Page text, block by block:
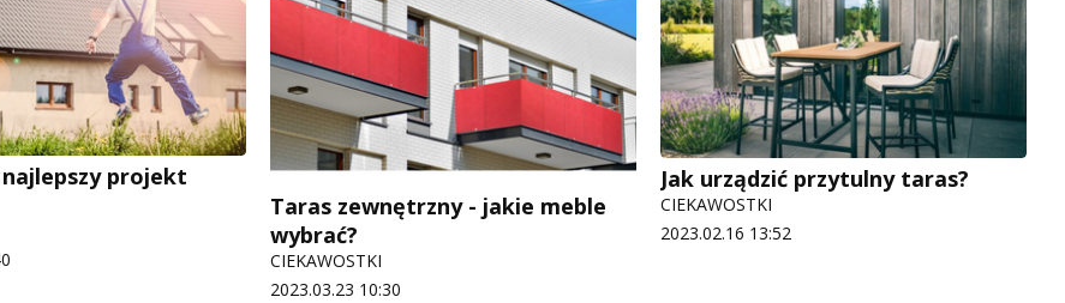
najlepszy projekt
Taras zewnętrzny - jakie meble
wybrać?
CIEKAWOSTKI
2023.03.23 10:30
Jak urządzić przytulny taras?
CIEKAWOSTKI
2023.02.16 13:52